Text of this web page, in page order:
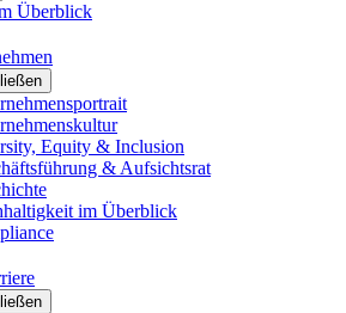
Überblick
Equity & Inclusion
& Aufsichtsrat
im Überblick